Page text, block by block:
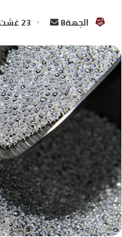
الجهة8 23 غشت، 2025